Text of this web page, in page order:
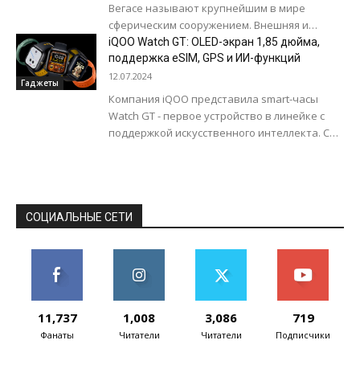
Вегасе называют крупнейшим в мире
сферическим сооружением. Внешняя и
внутренняя поверхности центра
представляют собой светодиодные дисплеи
общей площадью около...
Гаджеты
iQOO Watch GT: OLED-экран 1,85 дюйма,
поддержка eSIM, GPS и ИИ-функций
12.07.2024
Компания iQOO представила smart-часы
Watch GT - первое устройство в линейке с
поддержкой искусственного интеллекта. С
СОЦИАЛЬНЫЕ СЕТИ
11,737
Фанаты
1,008
Читатели
3,086
Читатели
719
Подписчики